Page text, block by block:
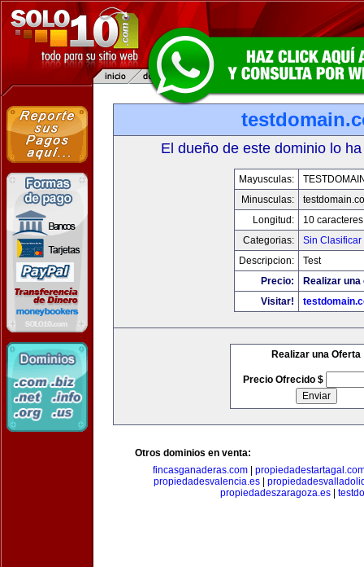
El dueño de este dominio lo
Mayusculas:
Minusculas:
Longitud:
10 caracteres
Categorias:
Sin Clasificar
Descripcion:
Test
Precio:
Realizar
Visitar!
Realizar una Oferta
Precio Ofrecido $
Otros dominios en venta:
fincasganaderas.com|
propiedadesvalencia.es|
propiedadeszaragoza.es|